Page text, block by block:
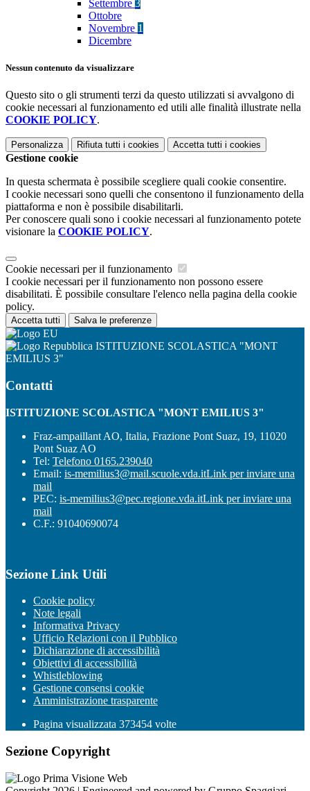
Settembre 3
Ottobre
Novembre 1
Dicembre
Nessun contenuto da visualizzare
Questo sito o gli strumenti terzi da questo utilizzati si avvalgono di
cookie necessari al funzionamento ed utili alle finalità illustrate nella
COOKIE POLICY.
Personalizza Rifiuta tutti i cookies Accetta tutti i cookies
Gestione cookie
In questa schermata è possibile scegliere quali cookie consentire.
I cookie necessari sono quelli che consentono il funzionamento della
piattaforma e non è possibile disabilitarli.
Per conoscere quali sono i cookie necessari al funzionamento potete
visionare la COOKIE POLICY.
Cookie necessari per il funzionamento
I cookie necessari per il funzionamento non possono essere
disabilitati. È possibile consultare l'elenco nella pagina della cookie
policy.
Accetta tutti Salva le preferenze
ISTITUZIONE SCOLASTICA "MONT
EMILIUS 3"
Contatti
ISTITUZIONE SCOLASTICA "MONT EMILIUS 3"
Fraz-ampaillant AO, Italia, Frazione Pont Suaz, 19, 11020
Pont Suaz AO
Tel: Telefono 0165.239040
Email: is-memilius3@mail.scuole.vda.itLink per inviare una
mail
PEC: is-memilius3@pec.regione.vda.itLink per inviare una
mail
C.F.: 91040690074
Sezione Link Utili
Cookie policy
Note legali
Informativa Privacy
Ufficio Relazioni con il Pubblico
Dichiarazione di accessibilità
Obiettivi di accessibilità
Whistleblowing
Gestione consensi cookie
Amministrazione trasparente
Pagina visualizzata 373454 volte
Sezione Copyright